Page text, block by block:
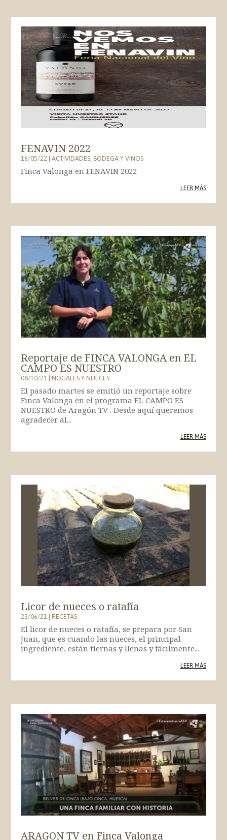
FENAVIN 2022
16/05/22|ACTIVIDADES,BODEGA Y VINOS
Finca Valonga en FENAVIN 2022
LEER MÁS
Reportaje de FINCA VALONGA en EL
CAMPO ES NUESTRO
08/10/21|NOGALES Y NUECES
El pasado martes se emitió un reportaje sobre
Finca Valonga en el programa EL CAMPO ES
NUESTRO de Aragón TV . Desde aquí queremos
agradecer al...
LEER MÁS
Licor de nueces o ratafía
23/06/21|RECETAS
El licor de nueces o ratafía, se prepara por San
Juan, que es cuando las nueces, el principal
ingrediente, están tiernas y llenas y fácilmente...
LEER MÁS
ARAGON TV en Finca Valonga